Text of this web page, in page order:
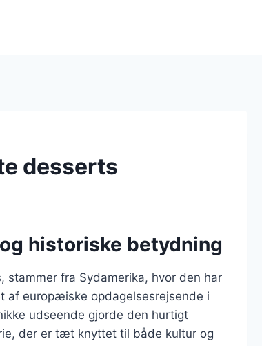
desserts
historiske betydning
stammer fra Sydamerika, hvor den har
af europæiske opdagelsesrejsende i
udseende gjorde den hurtigt
der er tæt knyttet til både kultur og